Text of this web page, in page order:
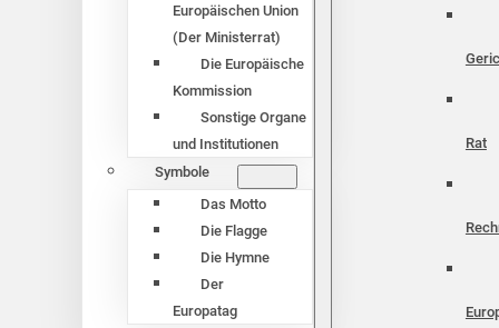
Europäischen Union
(Der Ministerrat)
Die Europäische
Kommission
Sonstige Organe
und Institutionen
Symbole
Das Motto
Die Flagge
Die Hymne
Der
Europatag
Rat